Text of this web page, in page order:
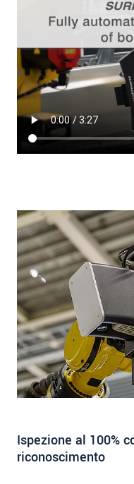
Ispezione al 100%
riconoscimento